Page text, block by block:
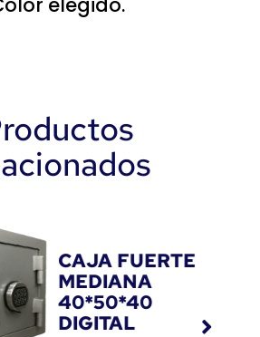
CAJA FUERTE
MEDIANA
40*50*40
DIGITAL